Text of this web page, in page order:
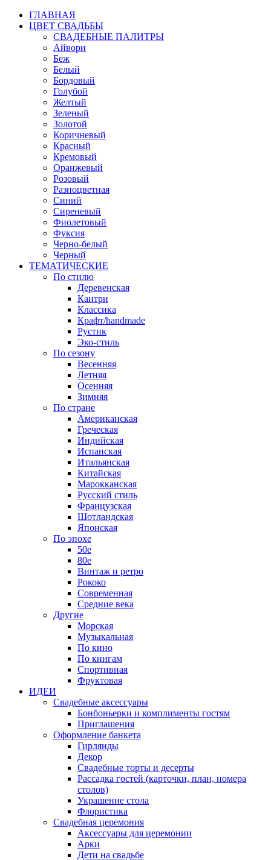
ГЛАВНАЯ
ЦВЕТ СВАДЬБЫ
СВАДЕБНЫЕ ПАЛИТРЫ
Айвори
Беж
Белый
Бордовый
Голубой
Желтый
Зеленый
Золотой
Коричневый
Красный
Кремовый
Оранжевый
Розовый
Разноцветная
Синий
Сиреневый
Фиолетовый
Фуксия
Черно-белый
Черный
ТЕМАТИЧЕСКИЕ
По стилю
Деревенская
Кантри
Классика
Крафт/handmade
Рустик
Эко-стиль
По сезону
Весенняя
Летняя
Осенняя
Зимняя
По стране
Американская
Греческая
Индийская
Испанская
Итальянская
Китайская
Марокканская
Русский стиль
Французская
Шотландская
Японская
По эпохе
50е
80е
Винтаж и ретро
Рококо
Современная
Средние века
Другие
Морская
Музыкальная
По кино
По книгам
Спортивная
Фруктовая
ИДЕИ
Свадебные аксессуары
Бонбоньерки и комплименты гостям
Приглашения
Оформление банкета
Гирлянды
Декор
Свадебные торты и десерты
Рассадка гостей (карточки, план, номера
столов)
Украшение стола
Флористика
Свадебная церемония
Аксессуары для церемонии
Арки
Дети на свадьбе